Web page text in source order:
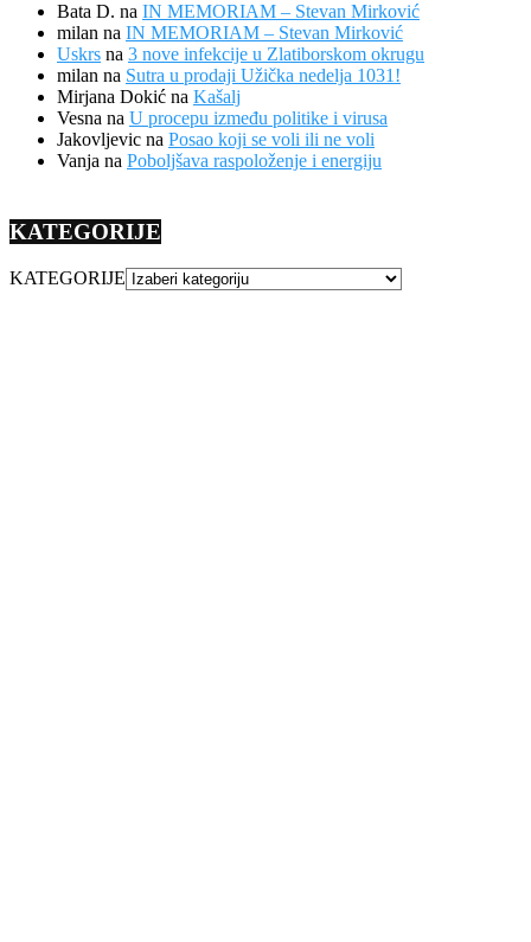
Bata D. na IN MEMORIAM – Stevan Mirković
milan na IN MEMORIAM – Stevan Mirković
Uskrs na 3 nove infekcije u Zlatiborskom okrugu
milan na Sutra u prodaji Užička nedelja 1031!
Mirjana Dokić na Kašalj
Vesna na U procepu između politike i virusa
Jakovljevic na Posao koji se voli ili ne voli
Vanja na Poboljšava raspoloženje i energiju
KATEGORIJE
KATEGORIJE